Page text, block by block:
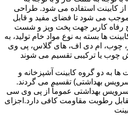
کابینت استفاده می شود. طراحی
موجب می شود تا فضای مفید و قابل
رفاه کاربر جهت پخت وپز و شست
ها بسته به نوع مواد خام تولید، به
چوب، ام دی اف، های گلاس، پی وی
چوب یا ترکیبی تقسیم می شوند
ها به دو گروه کابینت آشپزخانه و
بهداشتی) تقسیم می گردند.
سرویس بهداشتی عموماً از پی وی سی
رطوبت مقاومت کافی دارد.اجزای